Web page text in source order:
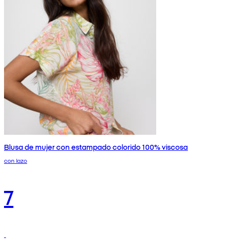
Blusa de mujer con estampado colorido 100% viscosa
con lazo
7